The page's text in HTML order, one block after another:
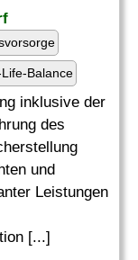
Balance
inklusive der
des
und
Leistungen
[...]